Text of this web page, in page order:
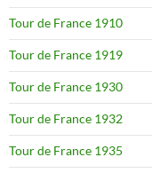
Tour de France 1910
Tour de France 1919
Tour de France 1930
Tour de France 1932
Tour de France 1935